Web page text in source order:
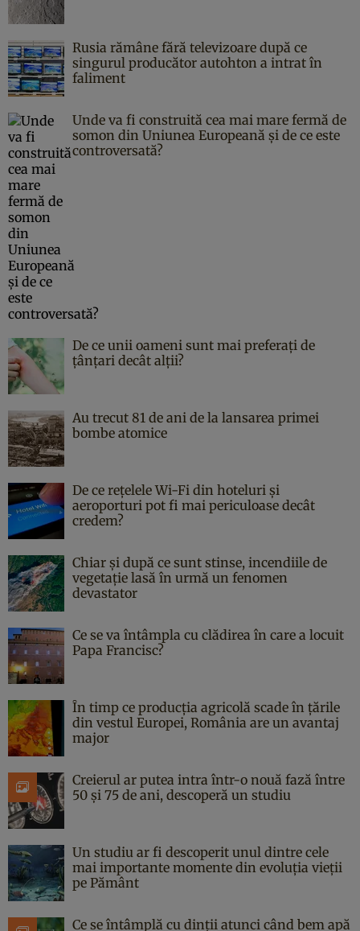
Rusia rămâne fără televizoare după ce
singurul producător autohton a intrat în
faliment
Unde va fi construită cea mai mare fermă de
somon din Uniunea Europeană și de ce este
controversată?
De ce unii oameni sunt mai preferați de
țânțari decât alții?
Au trecut 81 de ani de la lansarea primei
bombe atomice
De ce rețelele Wi-Fi din hoteluri și
aeroporturi pot fi mai periculoase decât
credem?
Chiar și după ce sunt stinse, incendiile de
vegetație lasă în urmă un fenomen
devastator
Ce se va întâmpla cu clădirea în care a locuit
Papa Francisc?
În timp ce producția agricolă scade în țările
din vestul Europei, România are un avantaj
major
Creierul ar putea intra într-o nouă fază între
50 și 75 de ani, descoperă un studiu
Un studiu ar fi descoperit unul dintre cele
mai importante momente din evoluția vieții
pe Pământ
Ce se întâmplă cu dinții atunci când bem apă